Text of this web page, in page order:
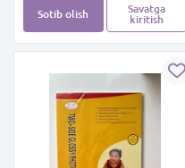
Sotib olish
Savatga
kiritish